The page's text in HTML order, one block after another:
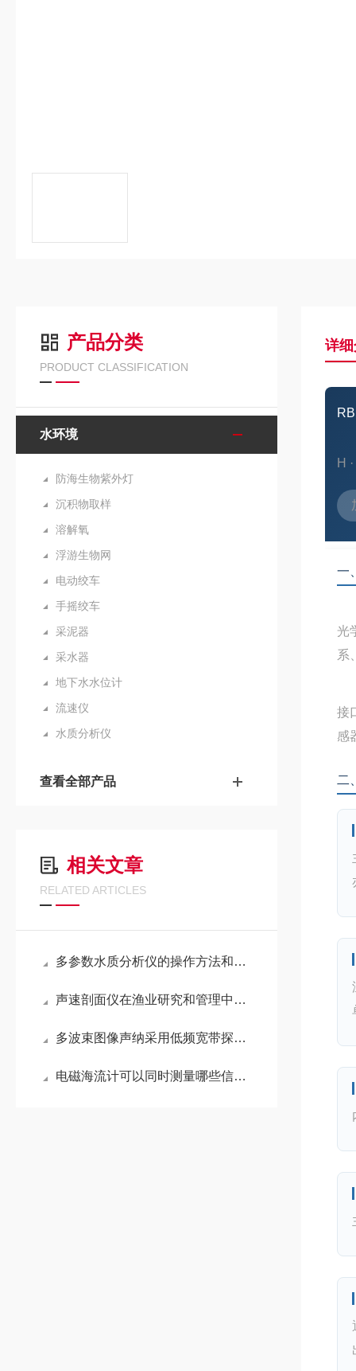
产品分类
PRODUCT CLASSIFICATION
水环境
防海生物紫外灯
沉积物取样
溶解氧
浮游生物网
电动绞车
手摇绞车
采泥器
采水器
地下水水位计
流速仪
水质分析仪
查看全部产品
相关文章
RELATED ARTICLES
多参数水质分析仪的操作方法和应用途径
声速剖面仪在渔业研究和管理中发挥着重要作用
多波束图像声纳采用低频宽带探测信号，探测效率高
电磁海流计可以同时测量哪些信息呢
详
H
一
光
系
接
感
二